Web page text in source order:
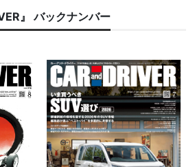
』 バックナンバー